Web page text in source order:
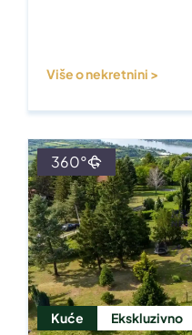
Više o nekretnini >
Kuće Ekskluzivno
360°